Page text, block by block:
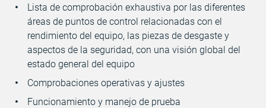
Lista de comprobación exhaustiva por las diferentes
áreas de puntos de control relacionadas con el
rendimiento del equipo, las piezas de desgaste y
aspectos de la seguridad, con una visión global del
estado general del equipo
Comprobaciones operativas y ajustes
Funcionamiento y manejo de prueba